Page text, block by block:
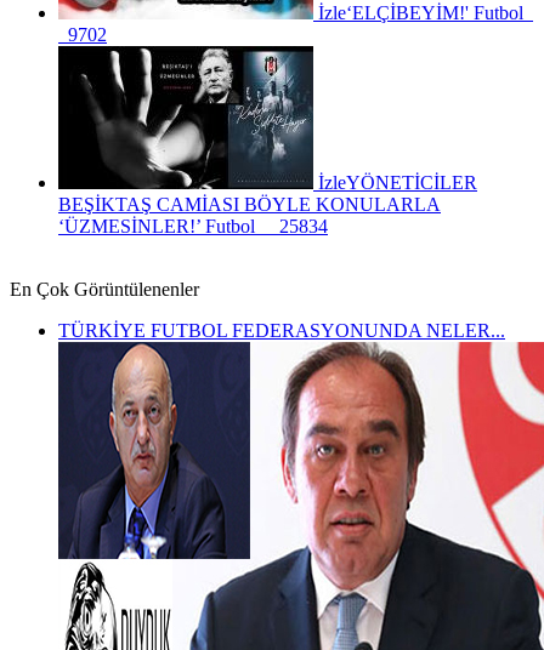
İzle‘ELÇİBEYİM!' Futbol
9702
İzleYÖNETİCİLER
BEŞİKTAŞ CAMİASI BÖYLE KONULARLA
‘ÜZMESİNLER!’ Futbol 25834
En Çok Görüntülenenler
TÜRKİYE FUTBOL FEDERASYONUNDA NELER...